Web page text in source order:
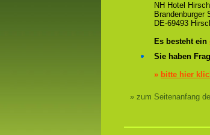
NH Hotel
Brandenburger
DE-69493
Es besteht ein
Sie haben
» bitte hier
» zum Seitenanfang